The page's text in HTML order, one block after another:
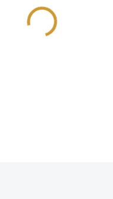
SoftFil®
pomůcka na